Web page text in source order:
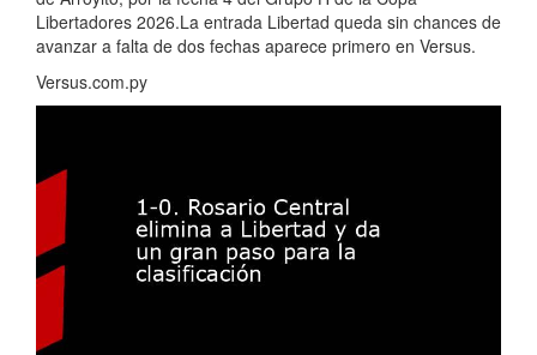
Libertadores 2026.La entrada Libertad queda sin chances de
avanzar a falta de dos fechas aparece primero en Versus.
Versus.com.py